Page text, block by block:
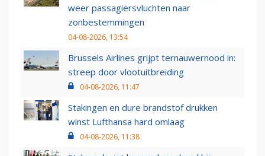
weer passagiersvluchten naar
zonbestemmingen
04-08-2026, 13:54
Brussels Airlines grijpt ternauwernood in:
streep door vlootuitbreiding
04-08-2026, 11:47
Stakingen en dure brandstof drukken
winst Lufthansa hard omlaag
04-08-2026, 11:38